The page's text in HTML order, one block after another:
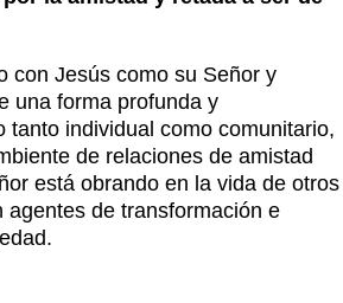
con Jesús como su Señor y
una forma profunda y
individual como comunitario,
de relaciones de amistad
está obrando en la vida de otros
de transformación e